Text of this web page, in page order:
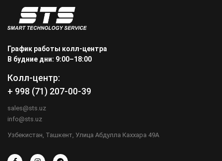
График работы колл-центра
В будние дни: 9:00–18:00
Колл-центр:
+ 998 (71) 207-00-39
sales@sts.uz
info@sts.uz
Узбекистан, Ташкент, Улица Абдулла Каххара 49А